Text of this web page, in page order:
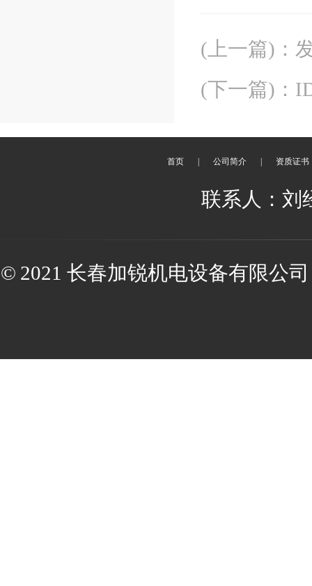
(上一篇) ：
(下一篇) ：
首页 公司简介 资质证书
联系人：刘
© 2021 长春加锐机电设备有限公